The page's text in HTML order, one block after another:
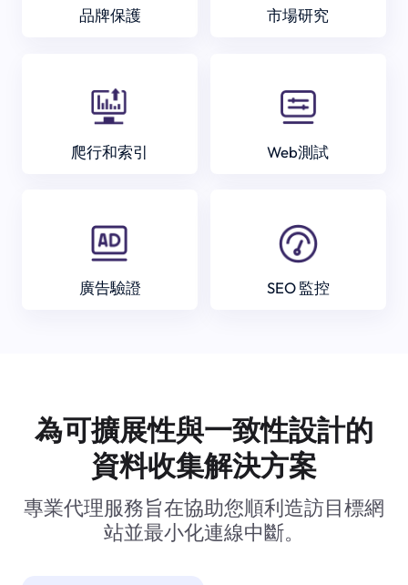
品牌保護 市場研究
爬行和索引 Web測試
廣告驗證 SEO 監控
為可擴展性與一致性設計的
資料收集解決方案
專業代理服務旨在協助您順利造訪目標網
站並最小化連線中斷。